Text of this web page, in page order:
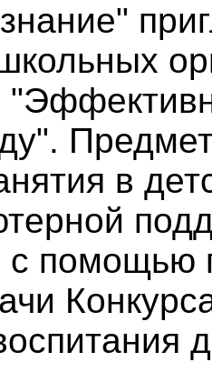
в
с помощью